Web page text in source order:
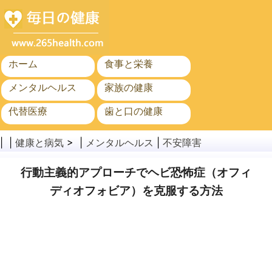
ホーム
食事と栄養
メンタルヘルス
家族の健康
代替医療
歯と口の健康
がん
健康と病気 > | メンタルヘルス 不安障害
行動主義的アプローチでヘビ恐怖症（オフィ
ディオフォビア）を克服する方法